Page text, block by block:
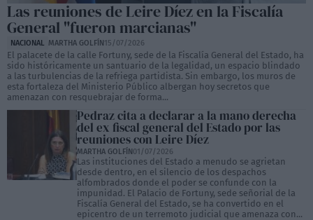
Las reuniones de Leire Díez en la Fiscalía
General "fueron marcianas"
NACIONAL MARTHA GOLFÍN15/07/2026
El palacete de la calle Fortuny, sede de la Fiscalía General del Estado, ha
sido históricamente un santuario de la legalidad, un espacio blindado
a las turbulencias de la refriega partidista. Sin embargo, los muros de
esta fortaleza del Ministerio Público albergan hoy secretos que
amenazan con resquebrajar de forma...
Pedraz cita a declarar a la mano derecha
del ex fiscal general del Estado por las
reuniones con Leire Díez
MARTHA GOLFÍN01/07/2026
Las instituciones del Estado a menudo se agrietan
desde dentro, en el silencio de los despachos
alfombrados donde el poder se confunde con la
impunidad. El Palacio de Fortuny, sede señorial de la
Fiscalía General del Estado, se ha convertido en el
epicentro de un terremoto judicial que amenaza con...